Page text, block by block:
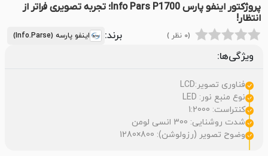
پروژکتور اینفو پارس Info Pars P1700؛ تجربه تصویری فراتر از
انتظار!
(0 نظر ) برند: اینفو پارسه (Info.Parse)
ویژگی‌ها:
فناوری تصویر:LCD
نوع منبع نور: LED
کنتراست: 1:2000
شدت روشنایی: 300 انسی لومن
وضوح تصویر (رزولوشن): 800×1280